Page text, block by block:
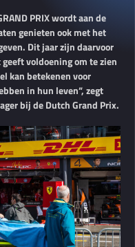
PRIX wordt aan de
genieten ook met het
Dit jaar zijn daarvoor
voldoening om te zien
kan betekenen voor
in hun leven”, zegt
bij de Dutch Grand Prix.